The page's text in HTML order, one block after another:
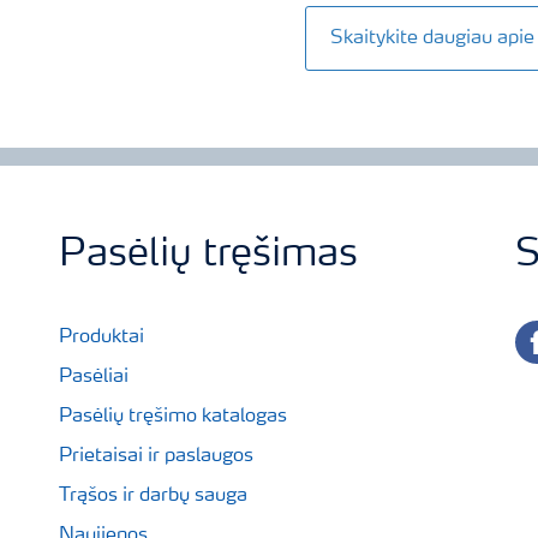
Skaitykite daugiau
Pasėlių tręšimas
Produktai
Pasėliai
Pasėlių tręšimo katalogas
Prietaisai ir paslaugos
Trąšos ir darbų sauga